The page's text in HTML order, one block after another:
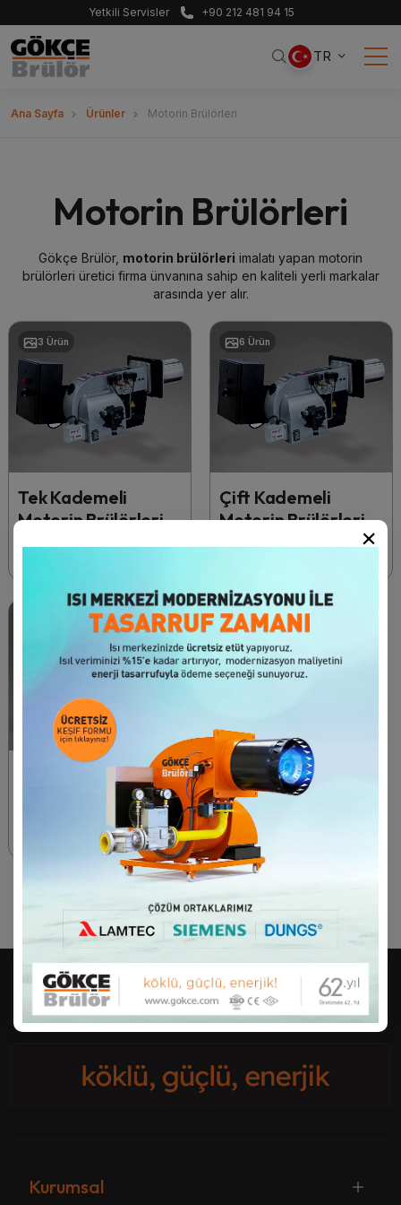
Yetkili Servisler +90 212 481 94 15
TR
Ana Sayfa Ürünler Motorin Brülörleri
Motorin Brülörleri
Gökçe Brülör, motorin brülörleri imalatı yapan motorin
brülörleri üretici firma ünvanına sahip en kaliteli yerli markalar
arasında yer alır.
3 Ürün
Tek Kademeli
Motorin Brülörleri
6 Ürün
Çift Kademeli
Motorin Brülörleri
Oransal Motorin
60 kg/h - 1108 kg/h
Kurumsal
×